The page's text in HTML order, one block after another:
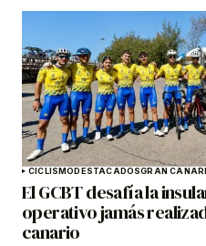
CICLISMODESTACADOSGRAN
El GCBT desafía la
operativo jamás
canario